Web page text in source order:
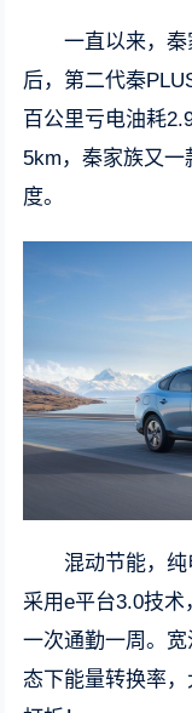
一直以来，
后，第二代秦
百公里亏电油耗
5km，秦家族又一
度。
混动节能，
采用e平台3.0技
一次通勤一周。
态下能量转换率